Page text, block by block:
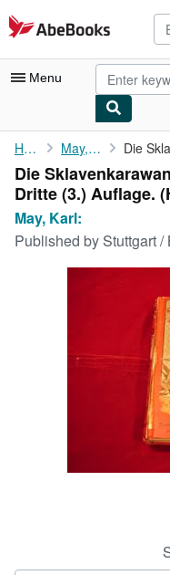
Skip to main content
AbeBooks.com
Menu
My Account
My Purchases
Advanced Search
Browse Collections
Home May, Karl:
Die
Dritte (3.) Auflage.
May, Karl:
Published by Stuttgart / Berlin /